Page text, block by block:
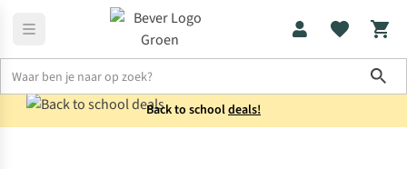
Back to schooldeals!